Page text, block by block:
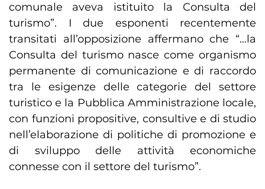
comunale aveva istituito la Consulta del
turismo”. I due esponenti recentemente
transitati all’opposizione affermano che “…la
Consulta del turismo nasce come organismo
permanente di comunicazione e di raccordo
tra le esigenze delle categorie del settore
turistico e la Pubblica Amministrazione locale,
con funzioni propositive, consultive e di studio
nell’elaborazione di politiche di promozione e
di sviluppo delle attività economiche
connesse con il settore del turismo”.